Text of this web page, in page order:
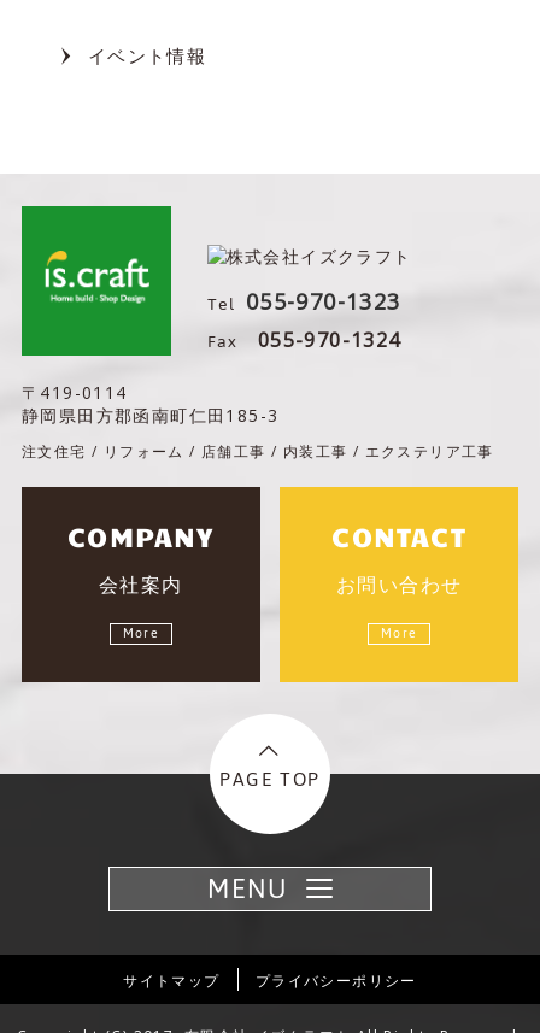
イベント情報
Tel 055-970-1323
Fax 055-970-1324
〒419-0114
静岡県田方郡函南町仁田185-3
注文住宅 / リフォーム / 店舗工事 / 内装工事 / エクステリア工事
COMPANY
会社案内
More
CONTACT
お問い合わせ
More
PAGE TOP
MENU
サイトマップ プライバシーポリシー